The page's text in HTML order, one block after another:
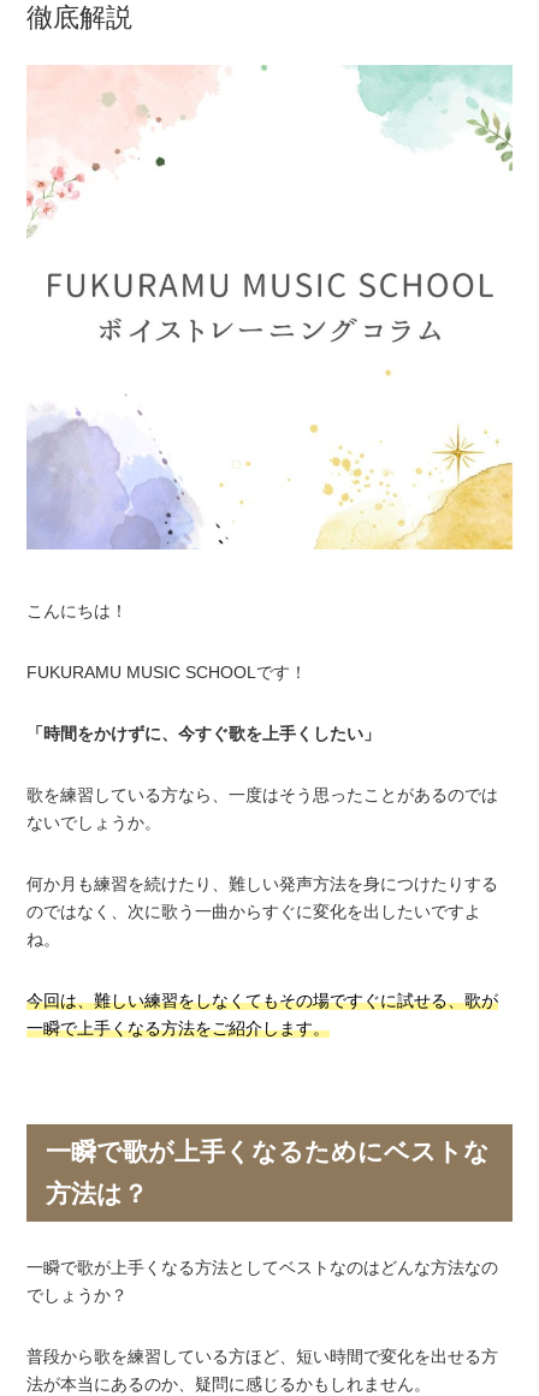
徹底解説
こんにちは！
FUKURAMU MUSIC SCHOOLです！
「時間をかけずに、今すぐ歌を上手くしたい」
歌を練習している方なら、一度はそう思ったことがあるのでは
ないでしょうか。
何か月も練習を続けたり、難しい発声方法を身につけたりする
のではなく、次に歌う一曲からすぐに変化を出したいですよ
ね。
今回は、難しい練習をしなくてもその場ですぐに試せる、歌が
一瞬で上手くなる方法をご紹介します。
一瞬で歌が上手くなるためにベストな
方法は？
一瞬で歌が上手くなる方法としてベストなのはどんな方法なの
でしょうか？
普段から歌を練習している方ほど、短い時間で変化を出せる方
法が本当にあるのか、疑問に感じるかもしれません。